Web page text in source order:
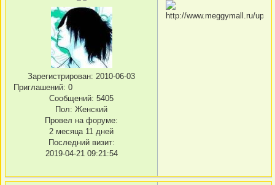
Зарегистрирован: 2010-06-03
Приглашений: 0
Сообщений: 5405
Пол: Женский
Провел на форуме:
2 месяца 11 дней
Последний визит:
2019-04-21 09:21:54